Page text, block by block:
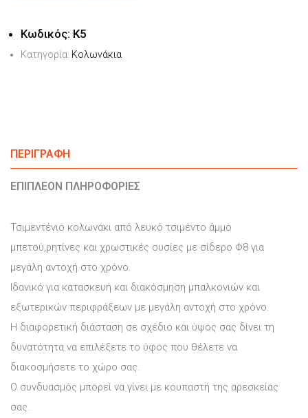
Κωδικός: Κ5
Κατηγορία: Κολωνάκια
ΠΕΡΙΓΡΑΦΉ
ΕΠΙΠΛΈΟΝ ΠΛΗΡΟΦΟΡΊΕΣ
Τσιμεντένιο κολωνάκι από λευκό τσιμέντο άμμο
μπετού,ρητίνες και χρωστικές ουσίες με σίδερο Φ8 για
μεγάλη αντοχή στο χρόνο.
Ιδανικό για κατασκευή και διακόσμηση μπαλκονιών και
εξωτερικών περιφράξεων με μεγάλη αντοχή στο χρόνο.
Η διαφορετική διάσταση σε σχέδιο και ύψος σας δίνει τη
δυνατότητα να επιλέξετε το ύφος που θέλετε να
διακοσμήσετε το χώρο σας.
Ο συνδυασμός μπορεί να γίνει με κουπαστή της αρεσκείας
σας.